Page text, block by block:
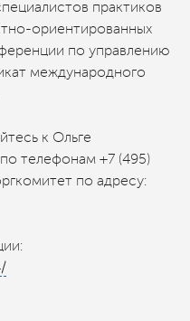
практиков
ориентированных
по управлению
международного
к Ольге
телефонам +7 (495)
по адресу: